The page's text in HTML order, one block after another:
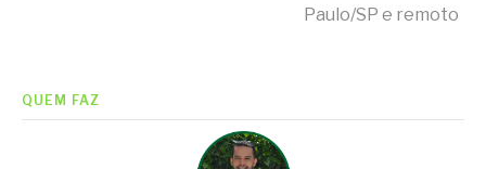
Paulo/SP e remoto
QUEM FAZ